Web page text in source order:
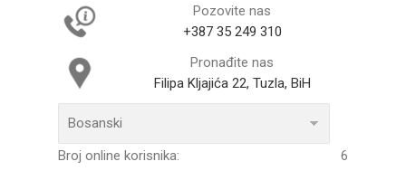
Pozovite nas
+387 35 249 310
Pronađite nas
Filipa Kljajića 22, Tuzla, BiH
Broj online korisnika:
6